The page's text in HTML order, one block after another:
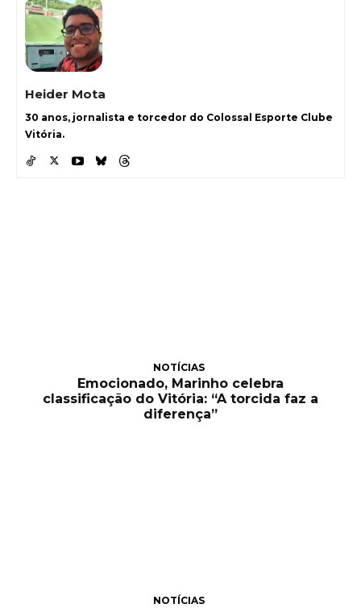
Heider Mota
30 anos, jornalista e torcedor do Colossal Esporte Clube
Vitória.
NOTÍCIAS
Emocionado, Marinho celebra
classificação do Vitória: “A torcida faz a
diferença”
NOTÍCIAS